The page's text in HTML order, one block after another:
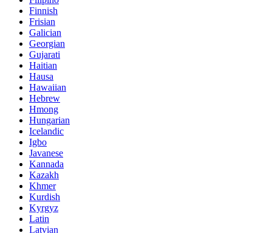
Finnish
Frisian
Galician
Georgian
Gujarati
Haitian
Hausa
Hawaiian
Hebrew
Hmong
Hungarian
Icelandic
Igbo
Javanese
Kannada
Kazakh
Khmer
Kurdish
Kyrgyz
Latin
Latvian